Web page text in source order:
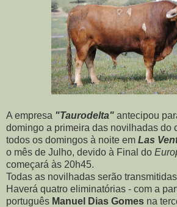
A empresa "Taurodelta" antecipou
domingo a primeira das novilhadas do
todos os domingos à noite em Las
o mês de Julho, devido à Final do
começará às 20h45.
Todas as novilhadas serão
Haverá quatro eliminatórias - com a
português Manuel Dias Gomes na